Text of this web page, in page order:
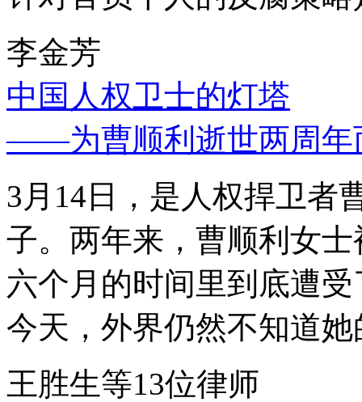
李金芳
中国人权卫士的灯塔
——为曹顺利逝世两周年
3月14日，是人权捍卫者
子。两年来，曹顺利女
六个月的时间里到底遭
今天，外界仍然不知道
王胜生等13位律师